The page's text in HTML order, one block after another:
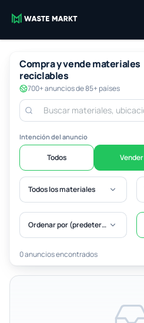
Compra y vende materiales
reciclables
700+ anuncios de 85+ países
Intención del anuncio
Todos Vender
Todos los materiales
Ordenar por (predeterminado)
0 anuncios encontrados